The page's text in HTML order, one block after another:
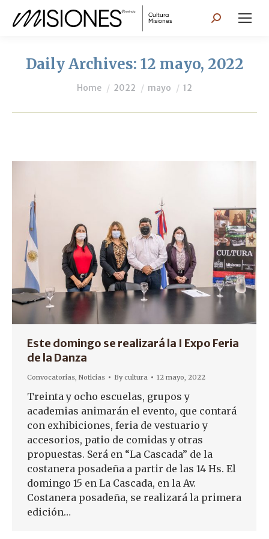
Search:
Daily Archives: 12 mayo, 2022
You are here:
Home 2022 mayo 12
Este domingo se realizará la I Expo Feria
de la Danza
Convocatorias, Noticias Bycultura 12 mayo, 2022
Treinta y ocho escuelas, grupos y
academias animarán el evento, que contará
con exhibiciones, feria de vestuario y
accesorios, patio de comidas y otras
propuestas. Será en “La Cascada” de la
costanera posadeña a partir de las 14 Hs. El
domingo 15 en La Cascada, en la Av.
Costanera posadeña, se realizará la primera
edición…